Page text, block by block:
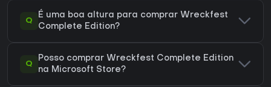
Q
É uma boa altura para comprar Wreckfest
Complete Edition?
Q
Posso comprar Wreckfest Complete Edition
na Microsoft Store?